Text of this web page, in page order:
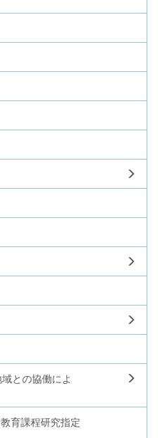
との協働によ
育課程研究指定